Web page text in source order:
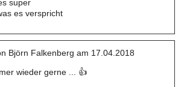
super
es verspricht
Björn Falkenberg am 17.04.2018
wieder gerne ... 👍